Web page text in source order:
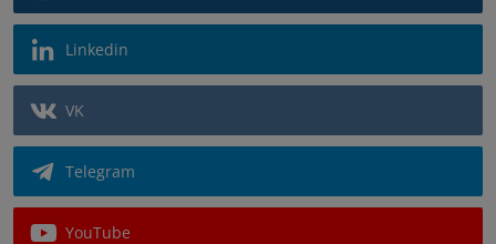
Linkedin
VK
Telegram
YouTube